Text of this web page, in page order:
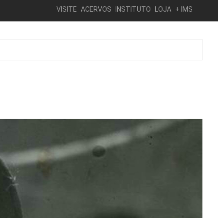
VISITE ACERVOS INSTITUTO LOJA + IMS